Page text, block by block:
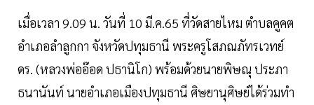
เมื่อเวลา 9.09 น. วันที่ 10 มี.ค.65 ที่วัดสายไหม ตำบลคูคต
อำเภอลำลูกกา จังหวัดปทุมธานี พระครูโสภณภัทรเวทย์
ดร. (หลวงพ่ออ๊อด ปธานิโก) พร้อมด้วยนายพิษณุ ประภา
ธนานันท์ นายอำเภอเมืองปทุมธานี ศิษยานุศิษย์ได้ร่วมทำ